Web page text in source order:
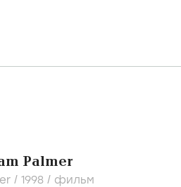
Palmer
/ 1998 / фильм